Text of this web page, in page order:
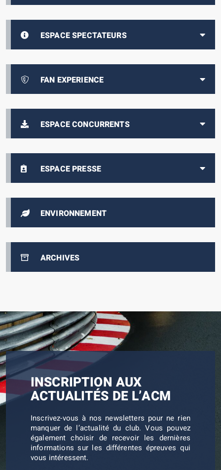
ESPACE SPECTATEURS
FAN EXPERIENCE
ESPACE CONCURRENTS
ESPACE PRESSE
ENVIRONNEMENT
ARCHIVES
INSCRIPTION AUX
ACTUALITÉS DE L’ACM
Inscrivez-vous à nos newsletters pour ne rien
manquer de l’actualité du club. Vous pouvez
également choisir de recevoir les dernières
informations sur les différentes épreuves qui
vous intéressent.